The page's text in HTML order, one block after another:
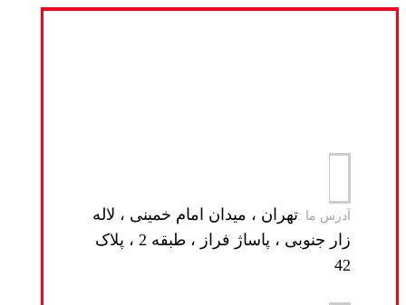
آدرس ما :تهران ، میدان امام خمینی ، لاله
زار جنوبی ، پاساژ فراز ، طبقه 2 ، پلاک
42